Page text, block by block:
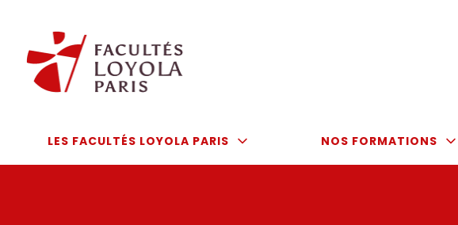
contenu
LES FACULTÉS LOYOLA PARIS NOS FORMATIONS